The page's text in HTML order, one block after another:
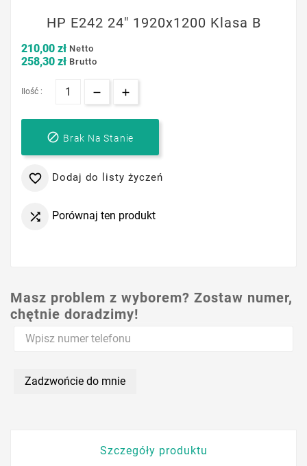
HP E242 24" 1920x1200 Klasa B
210,00 zł Netto
258,30 zł Brutto
Ilość :
 Brak Na Stanie
 Dodaj do listy życzeń
 Porównaj ten produkt
Masz problem z wyborem? Zostaw numer,
chętnie doradzimy!
Zadzwońcie do mnie
Szczegóły produktu